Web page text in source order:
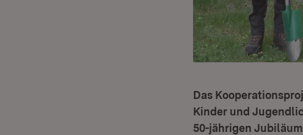
Das
Kinder und
50-jährigen